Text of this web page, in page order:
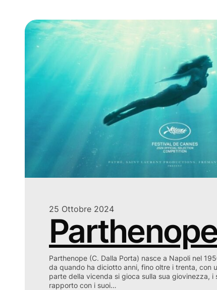
25 Ottobre 2024
Parthenope (C. Dalla Porta) nasce a Napoli nel
da quando ha diciotto anni, fino oltre i trenta, con
parte della vicenda si gioca sulla sua giovinezza, i
rapporto con i suoi…